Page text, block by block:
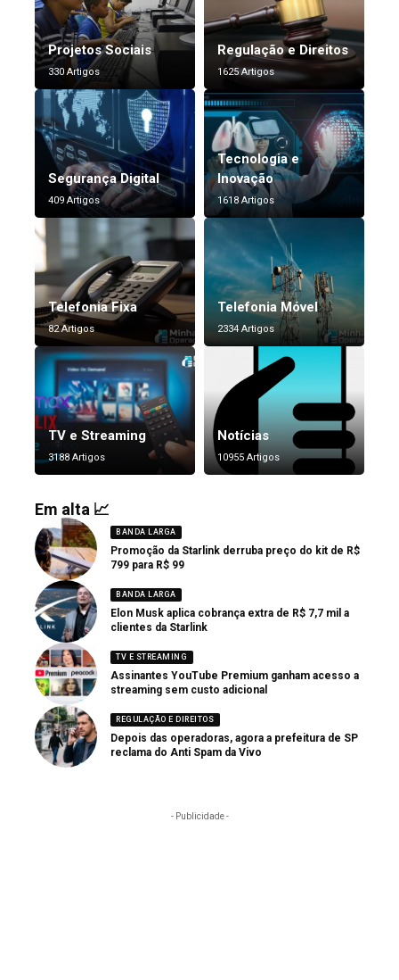
Projetos Sociais
330 Artigos
Regulação e Direitos
1625 Artigos
Segurança Digital
409 Artigos
Tecnologia e
Inovação
1618 Artigos
Telefonia Fixa
82 Artigos
Telefonia Móvel
2334 Artigos
TV e Streaming
3188 Artigos
Notícias
10955 Artigos
Em alta 📈
BANDA LARGA
Promoção da Starlink derruba preço do kit de R$
799 para R$ 99
BANDA LARGA
Elon Musk aplica cobrança extra de R$ 7,7 mil a
clientes da Starlink
TV E STREAMING
Assinantes YouTube Premium ganham acesso a
streaming sem custo adicional
REGULAÇÃO E DIREITOS
Depois das operadoras, agora a prefeitura de SP
reclama do Anti Spam da Vivo
- Publicidade -